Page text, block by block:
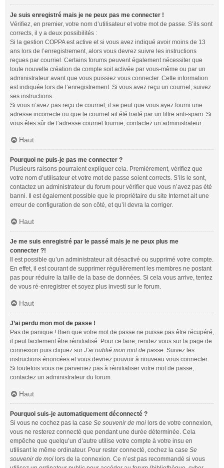
Je suis enregistré mais je ne peux pas me connecter !
Vérifiez, en premier, votre nom d’utilisateur et votre mot de passe. S’ils sont
corrects, il y a deux possibilités :
Si la gestion COPPA est active et si vous avez indiqué avoir moins de 13
ans lors de l’enregistrement, alors vous devrez suivre les instructions
reçues par courriel. Certains forums peuvent également nécessiter que
toute nouvelle création de compte soit activée par vous-même ou par un
administrateur avant que vous puissiez vous connecter. Cette information
est indiquée lors de l’enregistrement. Si vous avez reçu un courriel, suivez
ses instructions.
Si vous n’avez pas reçu de courriel, il se peut que vous ayez fourni une
adresse incorrecte ou que le courriel ait été traité par un filtre anti-spam. Si
vous êtes sûr de l’adresse courriel fournie, contactez un administrateur.
Haut
Pourquoi ne puis-je pas me connecter ?
Plusieurs raisons pourraient expliquer cela. Premièrement, vérifiez que
votre nom d’utilisateur et votre mot de passe soient corrects. S’ils le sont,
contactez un administrateur du forum pour vérifier que vous n’avez pas été
banni. Il est également possible que le propriétaire du site Internet ait une
erreur de configuration de son côté, et qu’il devra la corriger.
Haut
Je me suis enregistré par le passé mais je ne peux plus me
connecter ?!
Il est possible qu’un administrateur ait désactivé ou supprimé votre compte.
En effet, il est courant de supprimer régulièrement les membres ne postant
pas pour réduire la taille de la base de données. Si cela vous arrive, tentez
de vous ré-enregistrer et soyez plus investi sur le forum.
Haut
J’ai perdu mon mot de passe !
Pas de panique ! Bien que votre mot de passe ne puisse pas être récupéré,
il peut facilement être réinitialisé. Pour ce faire, rendez vous sur la page de
connexion puis cliquez sur J’ai oublié mon mot de passe. Suivez les
instructions énoncées et vous devriez pouvoir à nouveau vous connecter.
Si toutefois vous ne parveniez pas à réinitialiser votre mot de passe,
contactez un administrateur du forum.
Haut
Pourquoi suis-je automatiquement déconnecté ?
Si vous ne cochez pas la case Se souvenir de moi lors de votre connexion,
vous ne resterez connecté que pendant une durée déterminée. Cela
empêche que quelqu’un d’autre utilise votre compte à votre insu en
utilisant le même ordinateur. Pour rester connecté, cochez la case Se
souvenir de moi lors de la connexion. Ce n’est pas recommandé si vous